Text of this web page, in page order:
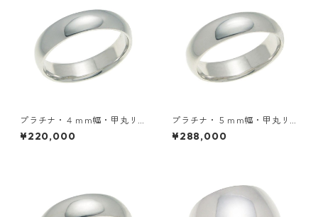
プラチナ・４ｍｍ幅・甲丸リ
ング
¥220,000
プラチナ・５ｍｍ幅・甲丸リ
ング
¥288,000